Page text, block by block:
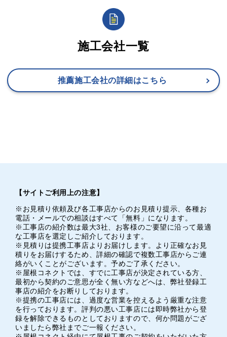
施工会社一覧
推薦施工会社の詳細はこちら
【サイトご利用上の注意】
※お見積り依頼及び各工事店からのお見積り提示、各種お
電話・メールでの相談はすべて「無料」になります。
※工事店の紹介数は最大3社、お客様のご要望に沿って最適
な工事店を選定しご紹介しております。
※見積りは提携工事店よりお届けします。より正確なお見
積りをお届けするため、詳細の確認で複数工事店からご連
絡がいくことがございます。予めご了承ください。
※屋根コネクトでは、すでに工事店が決定されている方、
最初から契約のご意思が全く無い方などへは、弊社登録工
事店の紹介をお断りしております。
※提携の工事店には、過度な営業を控えるよう厳重な注意
を行っております。評判の悪い工事店には即時弊社から登
録を解除できるものとしておりますので、何か問題がござ
いましたら弊社までご一報ください。